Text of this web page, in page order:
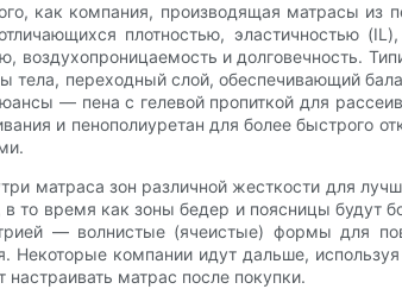
как компания, производящая матрасы
плотностью, эластичностью
и долговечность.
переходный слой, обеспечивающий
— пена с гелевой пропиткой для
и пенополиуретан для более быстрого
матраса зон различной жесткости для
то время как зоны бедер и поясницы будут
— волнистые (ячеистые) формы для
компании идут дальше,
матрас после покупки.